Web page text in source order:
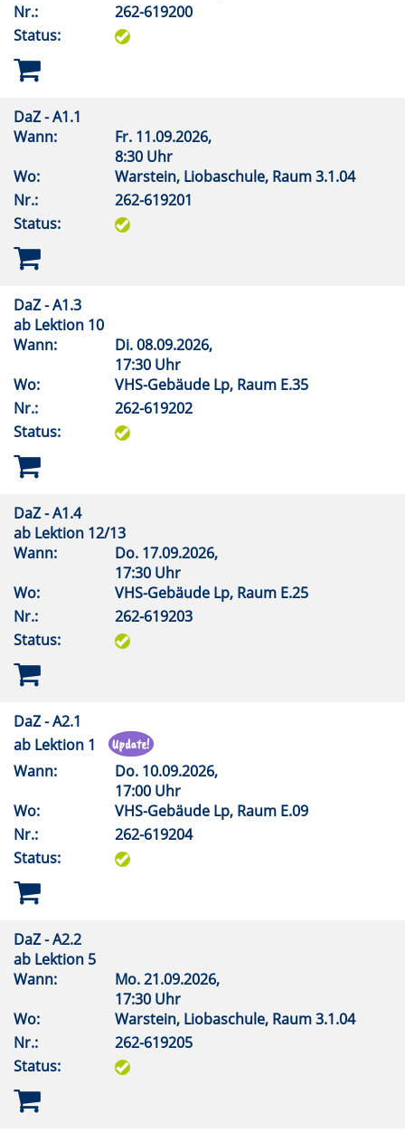
Nr.:
262-619200
Status:
DaZ - A1.1
Wann:
Fr. 11.09.2026,
8:30 Uhr
Wo:
Warstein, Liobaschule, Raum 3.1.04
Nr.:
262-619201
Status:
DaZ - A1.3
ab Lektion 10
Wann:
Di.08.09.2026,
17:30 Uhr
Wo:
VHS-Gebäude Lp, Raum E.35
Nr.:
262-619202
Status:
DaZ - A1.4
ab Lektion 12/13
Wann:
Do. 17.09.2026,
17:30 Uhr
Wo:
VHS-Gebäude Lp, Raum E.25
Nr.:
262-619203
Status:
DaZ - A2.1
ab Lektion 1
Wann:
Do. 10.09.2026,
17:00 Uhr
Wo:
VHS-Gebäude Lp, Raum E.09
Nr.:
262-619204
Status:
DaZ - A2.2
ab Lektion 5
Wann:
Mo.21.09.2026,
17:30 Uhr
Wo:
Warstein, Liobaschule, Raum 3.1.04
Nr.:
262-619205
Status: